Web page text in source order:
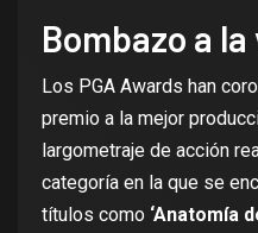
Bombazo a
Los PGA Awards han
premio a la mejor
largometraje de acción
categoría en la que se
títulos como ‘Anatomía